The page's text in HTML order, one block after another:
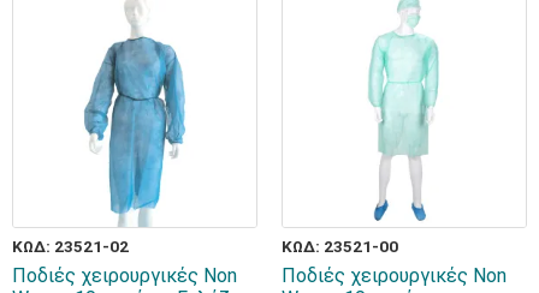
ΚΩΔ: 23521-02
Ποδιές χειρουργικές Non
ΚΩΔ: 23521-00
Ποδιές χειρουργικές Non